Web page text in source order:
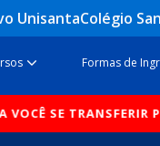
UnisantaColégio
Open Cursos
Formas de
PARA A